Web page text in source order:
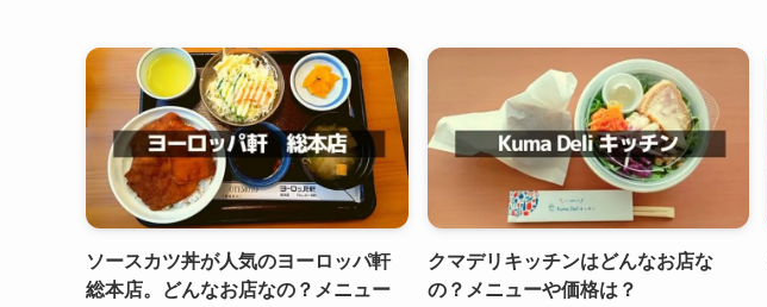
ソースカツ丼が人気のヨーロッパ軒
総本店。どんなお店なの？メニュー
クマデリキッチンはどんなお店な
の？メニューや価格は？